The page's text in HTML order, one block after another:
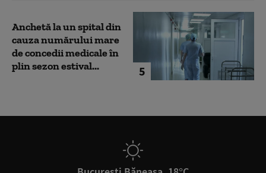
5
Anchetă la un spital din
cauza numărului mare
de concedii medicale în
plin sezon estival...